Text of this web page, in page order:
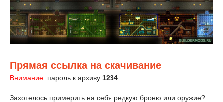
Прямая ссылка на скачивание
Внимание: пароль к архиву 1234
Захотелось примерить на себя редкую броню или оружие?